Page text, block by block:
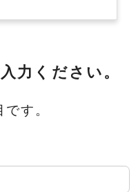
力ください。
す。